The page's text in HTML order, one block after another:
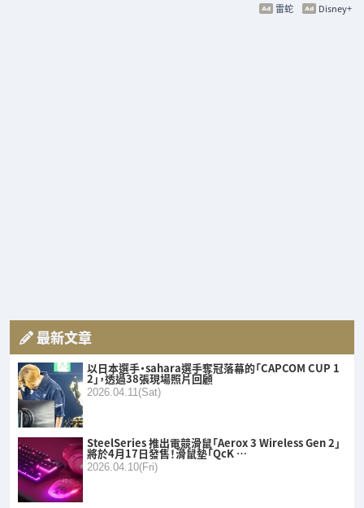
Disney+
雷蛇
最新文章
以日本選手・sahara選手奪冠落幕的「CAPCOM CUP 1
2」，透過38張現場照片回顧
2026.04.11(Sat)
SteelSeries 推出電競滑鼠「Aerox 3 Wireless Gen 2」
將於4月17日發售！滑鼠墊「QcK …
2026.04.10(Fri)